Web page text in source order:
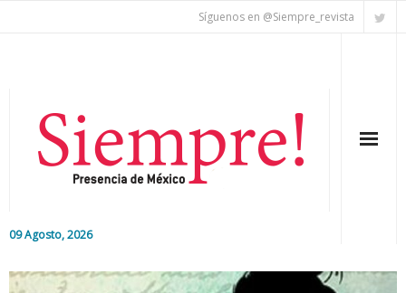
Síguenos en @Siempre_revista
09 Agosto, 2026